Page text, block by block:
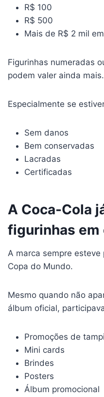
R$ 100
R$ 500
Mais de R$ 2 mil
Figurinhas numeradas
podem valer ainda mais.
Especialmente se
Sem danos
Bem conservadas
Lacradas
Certificadas
A Coca-Cola
figurinhas em
A marca sempre
Copa do Mundo.
Mesmo quando não
álbum oficial,
Promoções de
Mini cards
Brindes
Posters
Álbum promocional